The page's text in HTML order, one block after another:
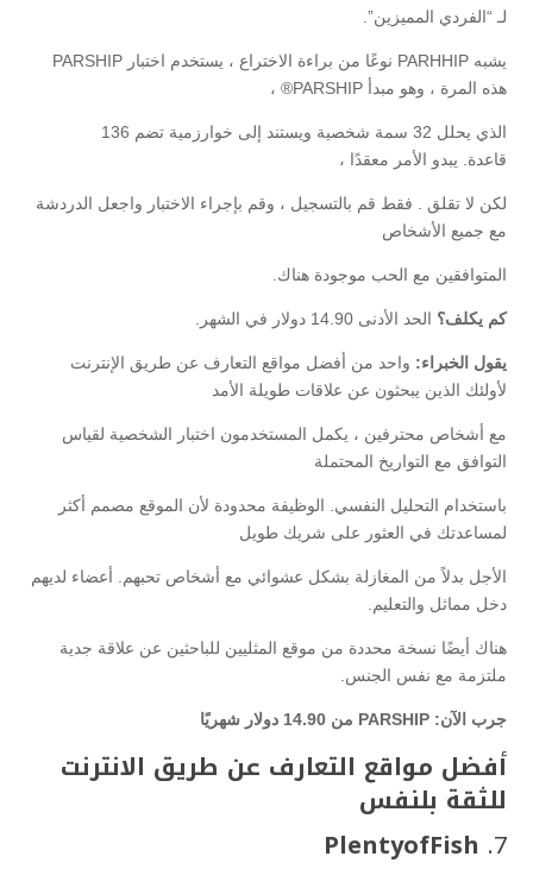
لـ “الفردي المميزين”.
يشبه PARHHIP نوعًا من براءة الاختراع ، يستخدم اختبار PARSHIP
هذه المرة ، وهو مبدأ PARSHIP® ،
الذي يحلل 32 سمة شخصية ويستند إلى خوارزمية تضم 136
قاعدة. يبدو الأمر معقدًا ،
لكن لا تقلق . فقط قم بالتسجيل ، وقم بإجراء الاختبار واجعل الدردشة
مع جميع الأشخاص
المتوافقين مع الحب موجودة هناك.
كم يكلف؟ الحد الأدنى 14.90 دولار في الشهر.
يقول الخبراء: واحد من أفضل مواقع التعارف عن طريق الإنترنت
لأولئك الذين يبحثون عن علاقات طويلة الأمد
مع أشخاص محترفين ، يكمل المستخدمون اختبار الشخصية لقياس
التوافق مع التواريخ المحتملة
باستخدام التحليل النفسي. الوظيفة محدودة لأن الموقع مصمم أكثر
لمساعدتك في العثور على شريك طويل
الأجل بدلاً من المغازلة بشكل عشوائي مع أشخاص تحبهم. أعضاء لديهم
دخل مماثل والتعليم.
هناك أيضًا نسخة محددة من موقع المثليين للباحثين عن علاقة جدية
ملتزمة مع نفس الجنس.
جرب الآن: PARSHIP من 14.90 دولار شهريًا
أفضل مواقع التعارف عن طريق الانترنت
للثقة بلنفس
7.
PlentyofFish